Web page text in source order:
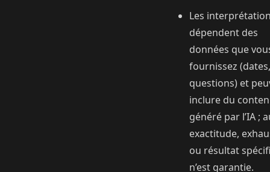
Les
dépendent des
données que
fournissez
questions) et
inclure du
généré par l’IA ;
exactitude,
ou résultat
n’est garantie.